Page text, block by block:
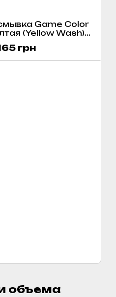
объема
Game Color
(Yellow Wash)
грн